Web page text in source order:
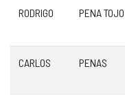
RODRIGO PENA TOJO
CARLOS PENAS